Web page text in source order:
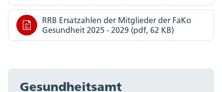
RRB Ersatzahlen der Mitglieder der FaKo
Gesundheit 2025 - 2029 (pdf, 62 KB)
Gesundheitsamt